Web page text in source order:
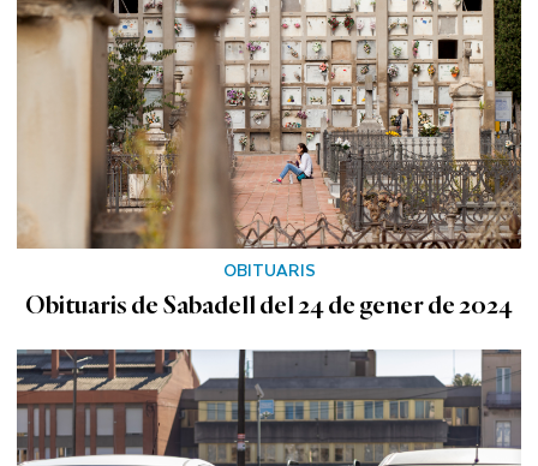
OBITUARIS
Obituaris de Sabadell del 24 de gener de 2024